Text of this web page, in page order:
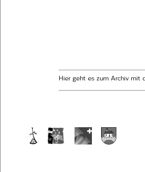
Hier geht es zum Archiv mit